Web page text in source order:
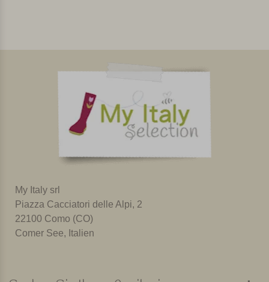
My Italy srl
Piazza Cacciatori delle Alpi, 2
22100 Como (CO)
Comer See, Italien